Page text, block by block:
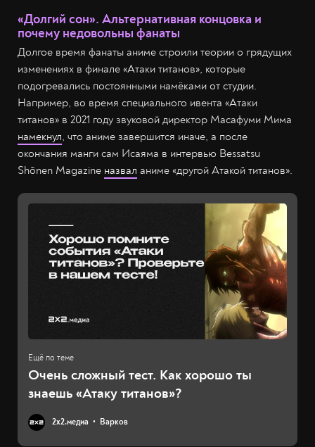
«Долгий сон». Альтернативная концовка и
почему недовольны фанаты
Долгое время фанаты аниме строили теории о грядущих
изменениях в финале «Атаки титанов», которые
подогревались постоянными намёками от студии.
Например, во время специального ивента «Атаки
титанов» в 2021 году звуковой директор Масафуми Мима
намекнул, что аниме завершится иначе, а после
окончания манги сам Исаяма в интервью Bessatsu
Shōnen Magazine назвал аниме «другой Атакой титанов».
Очень сложный тест. Как хорошо ты
знаешь «Атаку титанов»?
2х2.медиа Варков